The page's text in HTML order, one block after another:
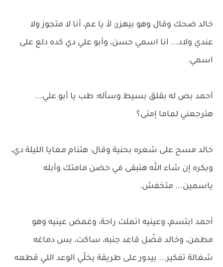
خالد ضحك وقال وهو بيهزر: لأ يا عم، أنا لا متجوز ولا
عندي ولاد... انا اسمي حسن، وأبو علي دي كده دلع على
اسمي.
أحمد بص له بقلق بسيط وسأله: طب يا أبو علي...
هترجعني لماما إمتى؟
خالد مسح على شعره بحنية وقال: هتنام معايا الليلة دي،
وبكره إن شاء الله هتبقى في حضن مامتك وأبله
ياسمين... متخفش.
أحمد ابتسم، وعينيه اتملت راحة، وغمض عينيه وهو
مطمن، وخالد فضّل قاعد جنبه، ساكت، بس دماغه
شغالة تفكير... بيدور على طريقة يخلّي الوعد اللي قطعه